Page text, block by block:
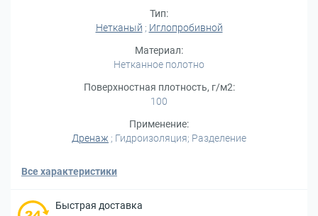
Тип:
Нетканый ; Иглопробивной
Материал:
Нетканное полотно
Поверхностная плотность, г/м2:
100
Применение:
Дренаж ; Гидроизоляция; Разделение
Все характеристики
Быстрая доставка